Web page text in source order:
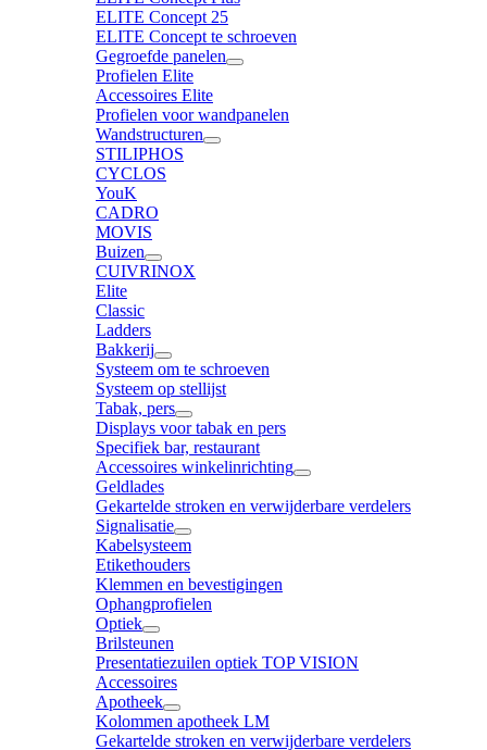
ELITE Concept 25
ELITE Concept te schroeven
Gegroefde panelen
Profielen Elite
Accessoires Elite
Profielen voor wandpanelen
Wandstructuren
STILIPHOS
CYCLOS
YouK
CADRO
MOVIS
Buizen
CUIVRINOX
Elite
Classic
Ladders
Bakkerij
Systeem om te schroeven
Systeem op stellijst
Tabak, pers
Displays voor tabak en pers
Specifiek bar, restaurant
Accessoires winkelinrichting
Geldlades
Gekartelde stroken en verwijderbare verdelers
Signalisatie
Kabelsysteem
Etikethouders
Klemmen en bevestigingen
Ophangprofielen
Optiek
Brilsteunen
Presentatiezuilen optiek TOP VISION
Accessoires
Apotheek
Kolommen apotheek LM
Gekartelde stroken en verwijderbare verdelers